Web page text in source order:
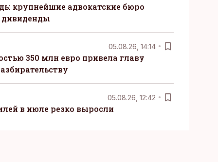
крупнейшие адвокатские бюро
05.08.26, 14:14
350 млн евро привела главу
05.08.26, 12:42
в июле резко выросли